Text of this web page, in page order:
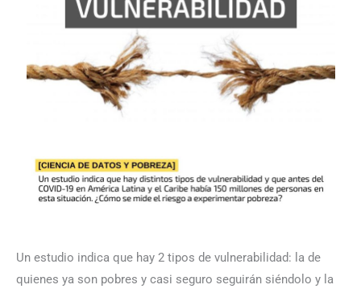
Un estudio indica que hay 2 tipos de vulnerabilidad: la de
quienes ya son pobres y casi seguro seguirán siéndolo y la